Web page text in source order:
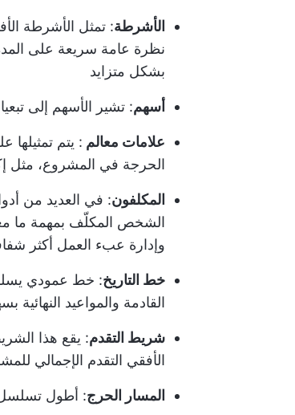
الأشرطة: تمثل الأشرطة
نظرة عامة سريعة على
بشكل متزايد
أسهم: تشير الأسهم إلى
علامات معالم : يتم
الحرجة في المشروع، مثل
المكلفون: في العديد من
الشخص المكلّف بمهمة ما
وإدارة عبء العمل أكثر
خط التاريخ: خط عمودي يسلط
القادمة والمواعيد النهائية
شريط التقدم: يقع هذا
الأفقي التقدم الإجمالي
المسار الحرج: أطول تسلسل